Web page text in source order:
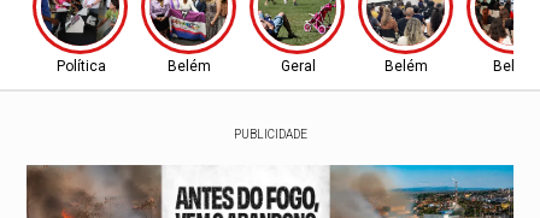
Política Belém Geral Belém Belém
PUBLICIDADE